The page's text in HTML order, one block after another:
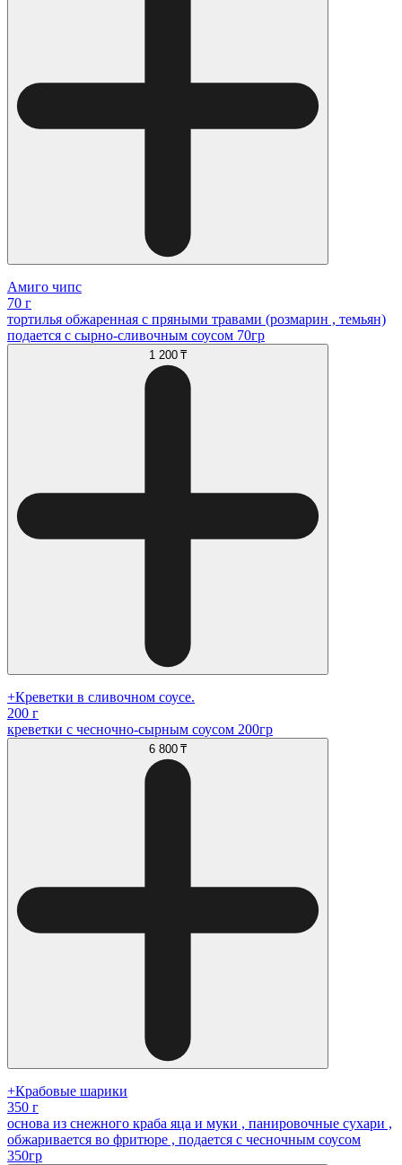
Амиго чипс
70 г
тортилья обжаренная с пряными травами (розмарин , темьян)
подается с сырно-сливочным соусом 70гр
1 200 ₸
+Креветки в сливочном соусе.
200 г
креветки с чесночно-сырным соусом 200гр
6 800 ₸
+Крабовые шарики
350 г
основа из снежного краба яца и муки , панировочные сухари ,
обжаривается во фритюре , подается с чесночным соусом
350гр